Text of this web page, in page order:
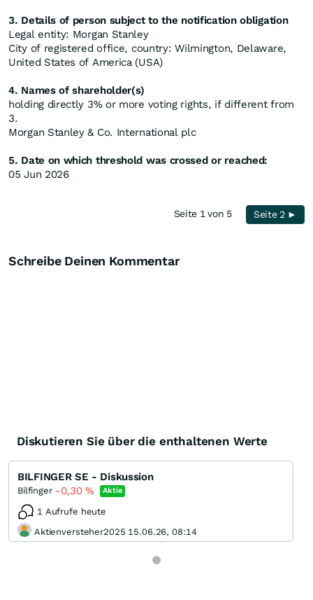
3. Details of person subject to the notification obligation
Legal entity: Morgan Stanley
City of registered office, country: Wilmington, Delaware,
United States of America (USA)
4. Names of shareholder(s)
holding directly 3% or more voting rights, if different from
3.
Morgan Stanley & Co. International plc
5. Date on which threshold was crossed or reached:
05 Jun 2026
Seite 1 von 5 Seite 2 ►
Schreibe Deinen Kommentar
Diskutieren Sie über die enthaltenen Werte
BILFINGER SE - Diskussion
Bilfinger -0,30% Aktie
1 Aufrufe heute
Aktienversteher2025 15.06.26, 08:14